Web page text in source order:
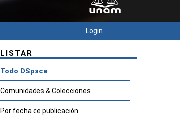
Login
LISTAR
Todo DSpace
Comunidades & Colecciones
Por fecha de publicación